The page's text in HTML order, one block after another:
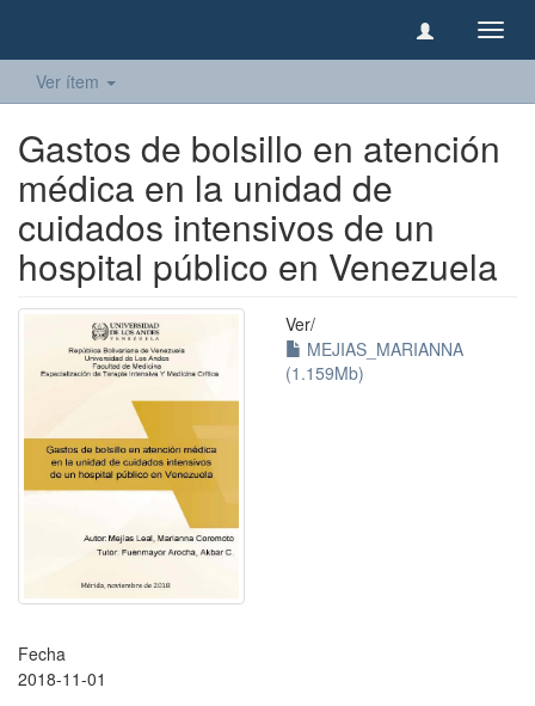
Ver ítem
Gastos de bolsillo en atención
médica en la unidad de
cuidados intensivos de un
hospital público en Venezuela
Ver/
MEJIAS_MARIANNA
(1.159Mb)
Fecha
2018-11-01